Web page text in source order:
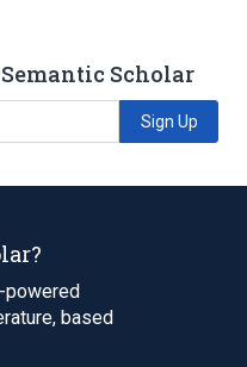
Scholar
Sign Up
powered
based